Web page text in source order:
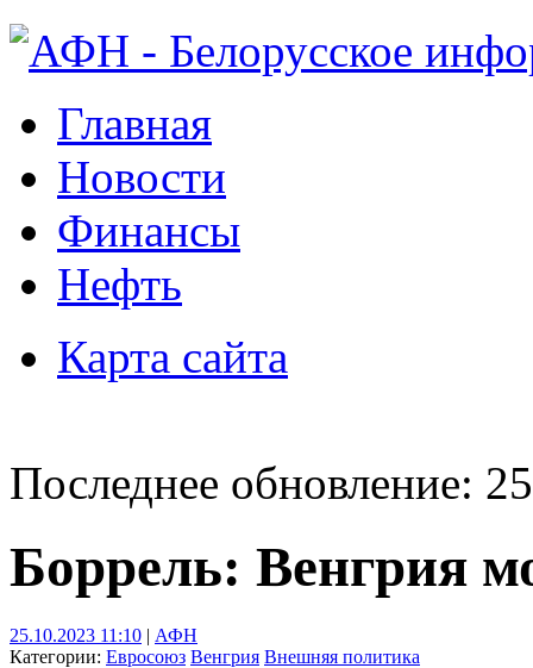
Главная
Новости
Финансы
Нефть
Карта сайта
Последнее обновление:
Боррель: Венгрия
25.10.2023 11:10 | АФН
Категории: Евросоюз Венгрия Внешняя политика